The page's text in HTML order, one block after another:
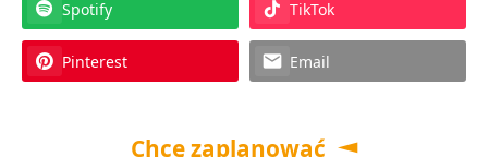
Spotify TikTok
Pinterest Email
Chcę zaplanować